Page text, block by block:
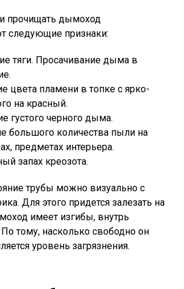
прочищать дымоход
следующие признаки:
тяги. Просачивание дыма в
цвета пламени в топке с ярко-
на красный.
густого черного дыма.
большого количества пыли на
предметах интерьера.
запах креозота.
трубы можно визуально с
Для этого придется залезать на
имеет изгибы, внутрь
По тому, насколько свободно он
уровень загрязнения.